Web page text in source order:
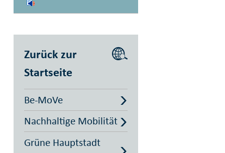
Zurück zur
Startseite
Be-MoVe
Nachhaltige Mobilität
Grüne Hauptstadt